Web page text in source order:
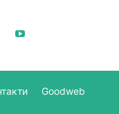
Goodweb